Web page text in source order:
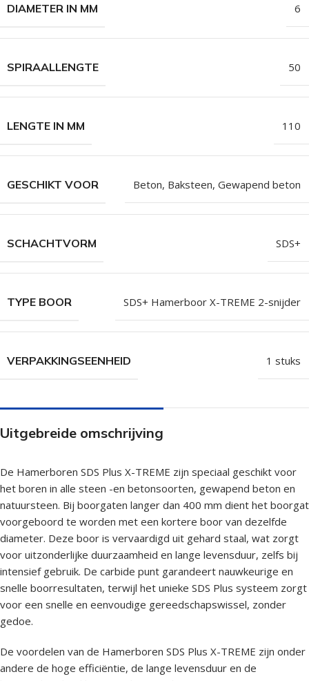
DIAMETER IN MM 6
SPIRAALLENGTE 50
LENGTE IN MM 110
GESCHIKT VOOR Beton, Baksteen, Gewapend beton
SCHACHTVORM SDS+
TYPE BOOR SDS+ Hamerboor X-TREME 2-snijder
VERPAKKINGSEENHEID 1 stuks
Uitgebreide omschrijving
De Hamerboren SDS Plus X-TREME zijn speciaal geschikt voor
het boren in alle steen -en betonsoorten, gewapend beton en
natuursteen. Bij boorgaten langer dan 400 mm dient het boorgat
voorgeboord te worden met een kortere boor van dezelfde
diameter. Deze boor is vervaardigd uit gehard staal, wat zorgt
voor uitzonderlijke duurzaamheid en lange levensduur, zelfs bij
intensief gebruik. De carbide punt garandeert nauwkeurige en
snelle boorresultaten, terwijl het unieke SDS Plus systeem zorgt
voor een snelle en eenvoudige gereedschapswissel, zonder
gedoe.
De voordelen van de Hamerboren SDS Plus X-TREME zijn onder
andere de hoge efficiëntie, de lange levensduur en de